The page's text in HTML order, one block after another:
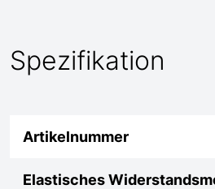
Spezifikation
Artikelnummer
Elastisches